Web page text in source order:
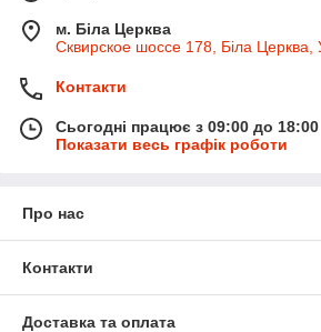
м. Біла Церква
Сквирское шоссе 178, Біла Церква,
Контакти
Сьогодні працює з 09:00 до 18:00
Показати весь графік роботи
Про нас
Контакти
Доставка та оплата